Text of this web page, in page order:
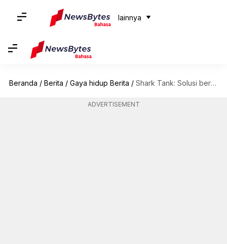
lainnya
Beranda / Berita / Gaya hidup Berita / Shark Tank: Solusi berbasis AI untuk mengobati mata malas
ADVERTISEMENT